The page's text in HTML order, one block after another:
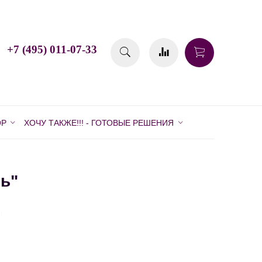
+7 (495) 011-07-33
ХОЧУ ТАКЖЕ!!! - ГОТОВЫЕ РЕШЕНИЯ